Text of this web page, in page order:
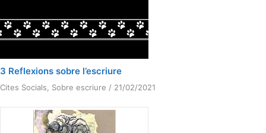
3 Reflexions sobre l’escriure
Cites Socials Sobre escriure / 21/02/2021